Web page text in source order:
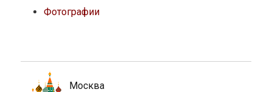
Фотографии
Москва